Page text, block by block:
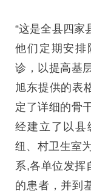
“这是全县四家
他们定期安排
诊，以提高基
旭东提供的表
定了详细的骨
经建立了以县
纽、村卫生室
系,各单位发挥
的患者，并到